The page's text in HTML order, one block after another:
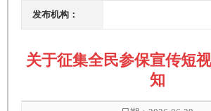
发布机构：
关于征集全民参保宣传短
知